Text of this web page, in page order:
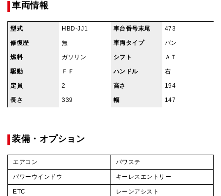
車両情報
型式 HBD-JJ1 車台番号末尾 473
修復歴 無 車両タイプ バン
燃料 ガソリン シフト ＡＴ
駆動 ＦＦ ハンドル 右
定員 2 高さ 194
長さ 339 幅 147
装備・オプション
エアコン パワステ
パワーウインドウ キーレスエントリー
ETC レーンアシスト